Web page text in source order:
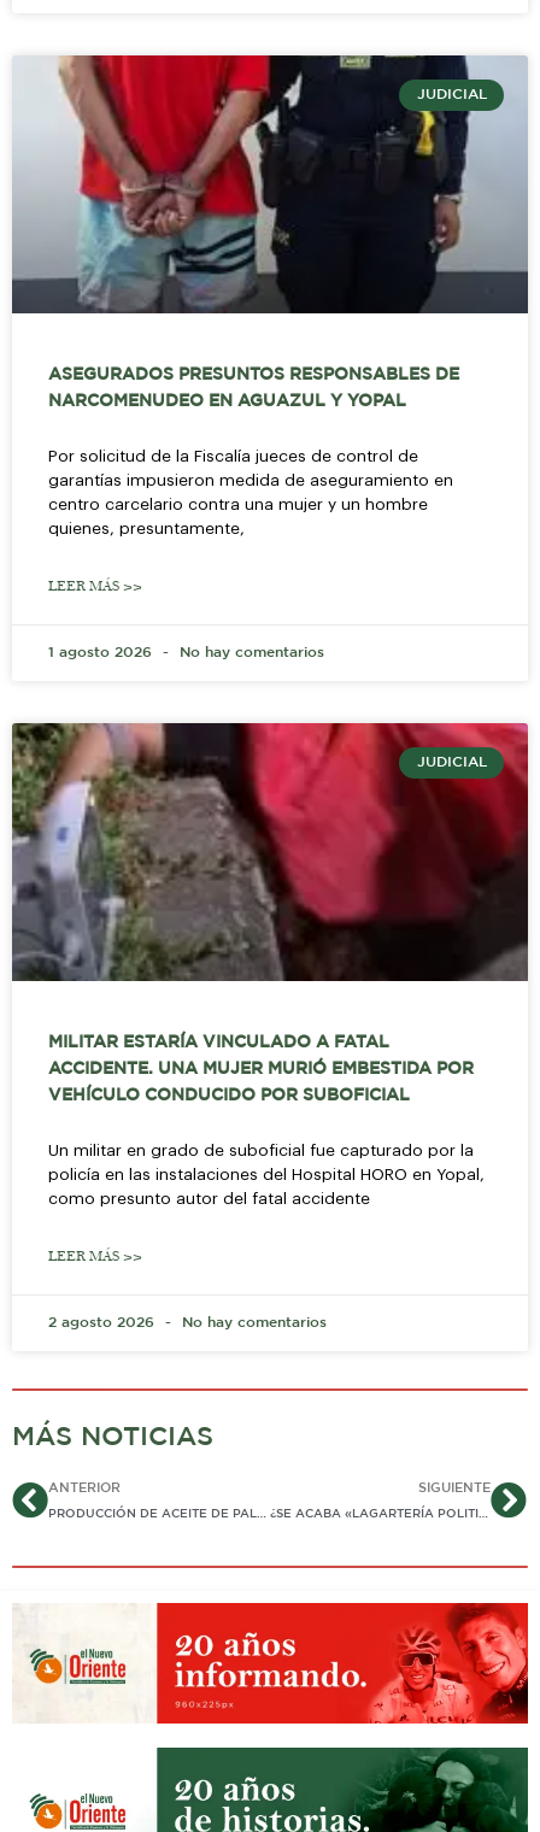
JUDICIAL
ASEGURADOS PRESUNTOS RESPONSABLES DE
NARCOMENUDEO EN AGUAZUL Y YOPAL
Por solicitud de la Fiscalía jueces de control de
garantías impusieron medida de aseguramiento en
centro carcelario contra una mujer y un hombre
quienes, presuntamente,
LEER MÁS >>
1 agosto 2026 No hay comentarios
JUDICIAL
MILITAR ESTARÍA VINCULADO A FATAL
ACCIDENTE. UNA MUJER MURIÓ EMBESTIDA POR
VEHÍCULO CONDUCIDO POR SUBOFICIAL
Un militar en grado de suboficial fue capturado por la
policía en las instalaciones del Hospital HORO en Yopal,
como presunto autor del fatal accidente
LEER MÁS >>
2 agosto 2026 No hay comentarios
MÁS NOTICIAS
AntANTERIOR
PRODUCCIÓN DE ACEITE DE PALMA LLEGÓ A NIVELES HISTÓRICOS EN 2022
SIGUIENTE
¿SE ACABA «LAGARTERÍA POLITIQUERA» PARA DESIGNAR REPRESENTANTES DE GOBIERNO NACIONAL EN LAS JUNTAS DE CÁMARAS DE COMERCIO…?